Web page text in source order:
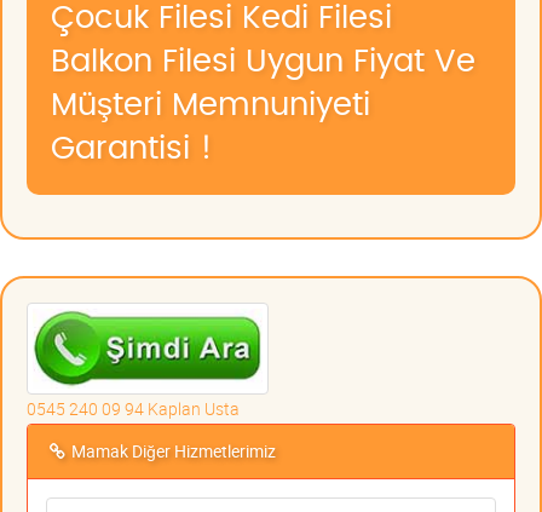
Çocuk Filesi Kedi Filesi
Balkon Filesi Uygun Fiyat Ve
Müşteri Memnuniyeti
Garantisi !
0545 240 09 94 Kaplan Usta
Mamak Diğer Hizmetlerimiz